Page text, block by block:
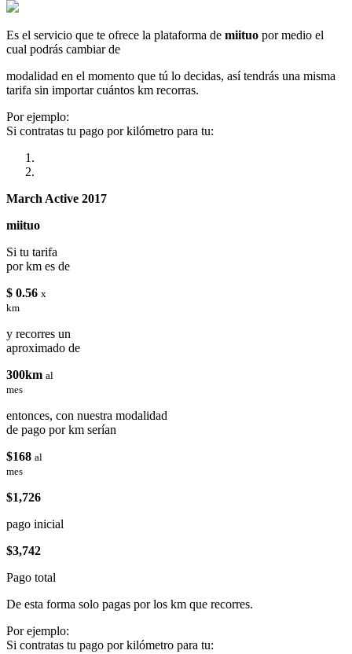
Es el servicio que te ofrece la plataforma de miituo por medio el
cual podrás cambiar de
modalidad en el momento que tú lo decidas, así tendrás una misma
tarifa sin importar cuántos km recorras.
Por ejemplo:
Si contratas tu pago por kilómetro para tu:
March Active 2017
miituo
Si tu tarifa
por km es de
$ 0.56 x
km
y recorres un
aproximado de
300km al
mes
entonces, con nuestra modalidad
de pago por km serían
$168 al
mes
$1,726
pago inicial
$3,742
Pago total
De esta forma solo pagas por los km que recorres.
Por ejemplo:
Si contratas tu pago por kilómetro para tu: